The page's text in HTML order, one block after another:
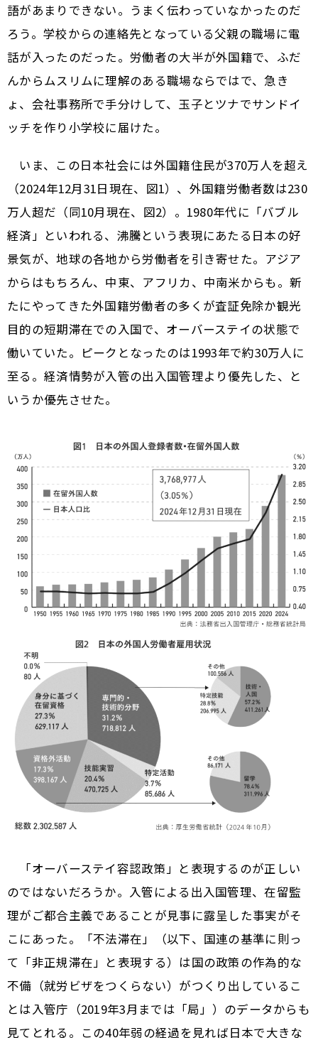
語があまりできない。うまく伝わっていなかったのだ
ろう。学校からの連絡先となっている父親の職場に電
話が入ったのだった。労働者の大半が外国籍で、ふだ
んからムスリムに理解のある職場ならではで、急き
ょ、会社事務所で手分けして、玉子とツナでサンドイ
ッチを作り小学校に届けた。
いま、この日本社会には外国籍住民が370万人を超え
（2024年12月31日現在、図1）、外国籍労働者数は230
万人超だ（同10月現在、図2）。1980年代に「バブル
経済」といわれる、沸騰という表現にあたる日本の好
景気が、地球の各地から労働者を引き寄せた。アジア
からはもちろん、中東、アフリカ、中南米からも。新
たにやってきた外国籍労働者の多くが査証免除か観光
目的の短期滞在での入国で、オーバーステイの状態で
働いていた。ピークとなったのは1993年で約30万人に
至る。経済情勢が入管の出入国管理より優先した、と
いうか優先させた。
「オーバーステイ容認政策」と表現するのが正しい
のではないだろうか。入管による出入国管理、在留監
理がご都合主義であることが見事に露呈した事実がそ
こにあった。「不法滞在」（以下、国連の基準に則っ
て「非正規滞在」と表現する）は国の政策の作為的な
不備（就労ビザをつくらない）がつくり出しているこ
とは入管庁（2019年3月までは「局」）のデータからも
見てとれる。この40年弱の経過を見れば日本で大きな